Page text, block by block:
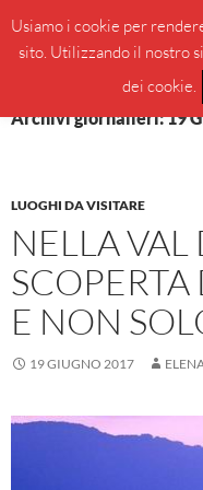
contenuto
BeppeBlog
Archivi giornalieri: 19
LUOGHI DA VISITARE
NELLA
E NON
19 GIUGNO 2017
Usiamo i cookie per
sito. Utilizzando il nostro
dei cookie.